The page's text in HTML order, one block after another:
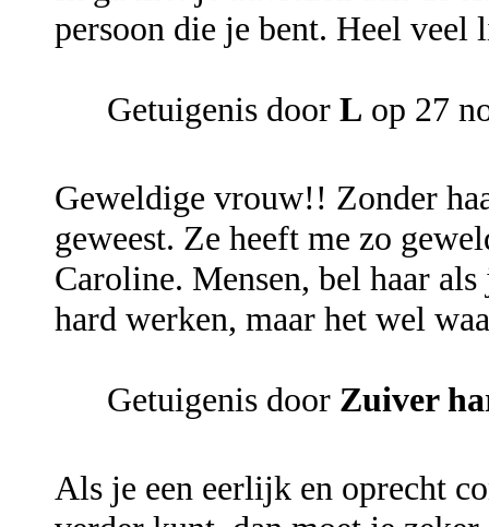
persoon die je bent. Heel veel
Getuigenis door L op 27
Geweldige vrouw!! Zonder
geweest. Ze heeft me zo
Caroline. Mensen, bel haar
hard werken, maar het wel
Getuigenis door Zuiver
Als je een eerlijk en oprecht